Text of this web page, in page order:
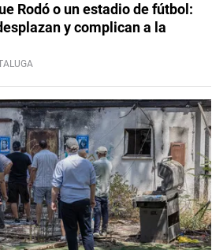
Rodó o un estadio de fútbol:
y complican a la